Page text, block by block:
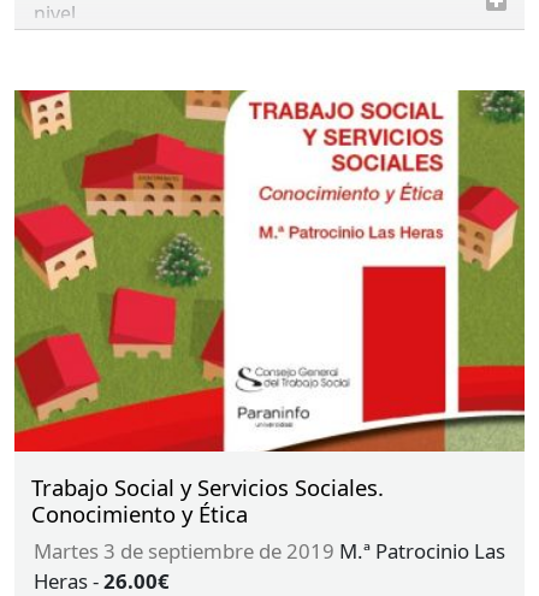
nivel.
Trabajo Social y Servicios Sociales.
Conocimiento y Ética
martes 3 de septiembre de 2019 M.ª Patrocinio Las
Heras-26.00€